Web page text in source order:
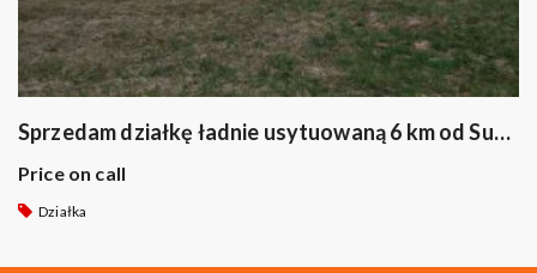
Sprzedam działkę ładnie usytuowaną 6 km od Suwałk
Price on call
Działka